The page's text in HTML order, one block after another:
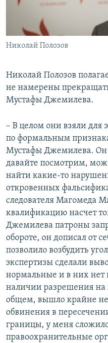
Николай Полозов
Николай Полозов
не намерены
Мустафы Джемилева.
– В целом они взяли для
по формальным
Мустафы Джемилева. Он
давайте посмотрим,
найти какие-то
откровенных
следователя Магомеда
квалификацию насчет
Джемилева патроны
обороте, он дописал от
позволило возбудить
экспертизы сделали
нормальные и в них нет
наличии разрешения
общем, вышло крайне
обвинения в
границы, у меня
правоохранительные